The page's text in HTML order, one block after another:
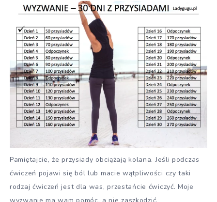
Pamiętajcie, że przysiady obciążają kolana. Jeśli podczas
ćwiczeń pojawi się ból lub macie wątpliwości czy taki
rodzaj ćwiczeń jest dla was, przestańcie ćwiczyć. Moje